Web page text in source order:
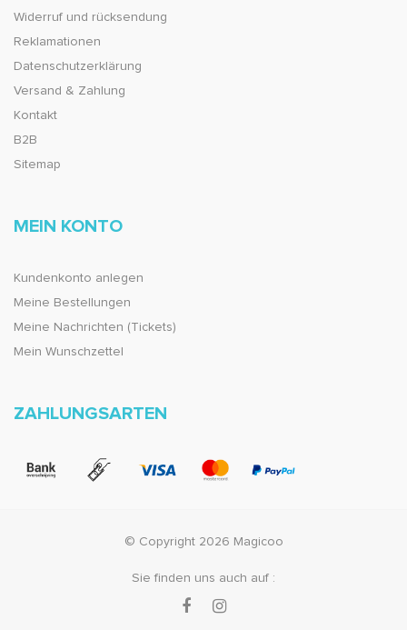
Widerruf und rücksendung
Reklamationen
Datenschutzerklärung
Versand & Zahlung
Kontakt
B2B
Sitemap
MEIN KONTO
Kundenkonto anlegen
Meine Bestellungen
Meine Nachrichten (Tickets)
Mein Wunschzettel
ZAHLUNGSARTEN
© Copyright 2026 Magicoo
Sie finden uns auch auf :